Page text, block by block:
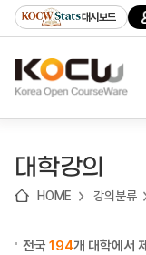
기
기
기
content)
가
대시보드
대학강의
HOME 강의분류
전국194개 대학에서